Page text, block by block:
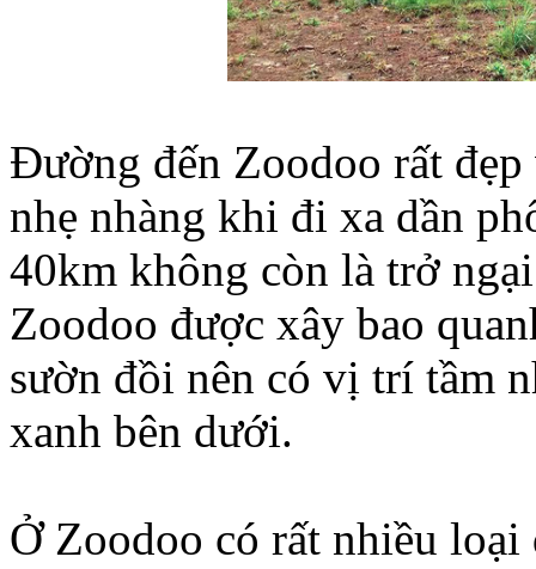
Đường đến Zoodoo rất
nhẹ nhàng khi đi xa dần
40km không còn là trở
Zoodoo được xây bao
sườn đồi nên có vị trí tầm
xanh bên dưới.
Ở Zoodoo có rất nhiều